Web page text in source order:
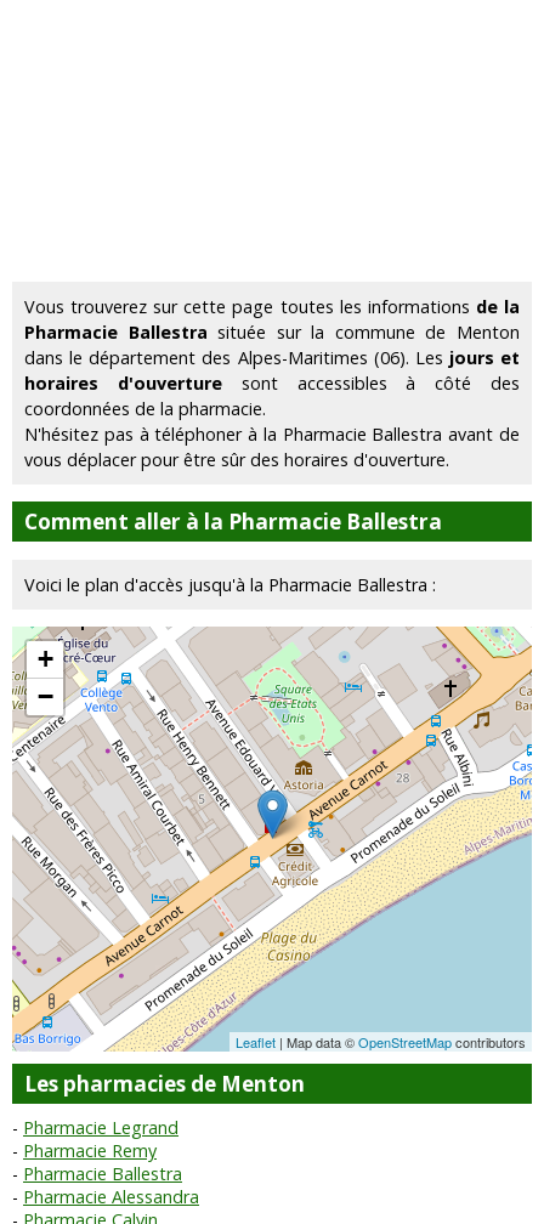
Vous trouverez sur cette page toutes les informations de la
Pharmacie Ballestra située sur la commune de Menton
dans le département des Alpes-Maritimes (06). Les jours et
horaires d'ouverturesont accessibles à côté des
coordonnées de la pharmacie.
N'hésitez pas à téléphoner à la Pharmacie Ballestra avant de
vous déplacer pour être sûr des horaires d'ouverture.
Comment aller à la Pharmacie Ballestra
Voici le plan d'accès jusqu'à la Pharmacie Ballestra :
+
−
Leaflet | Map data ©OpenStreetMapcontributors
Les pharmacies de Menton
Pharmacie Legrand
Pharmacie Remy
Pharmacie Ballestra
Pharmacie Alessandra